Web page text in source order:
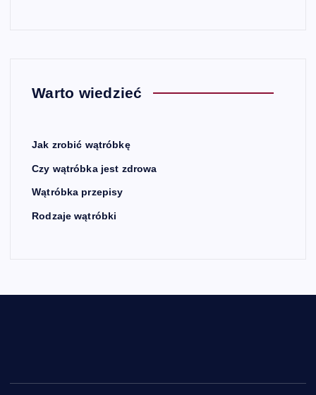
Warto wiedzieć
Jak zrobić wątróbkę
Czy wątróbka jest zdrowa
Wątróbka przepisy
Rodzaje wątróbki